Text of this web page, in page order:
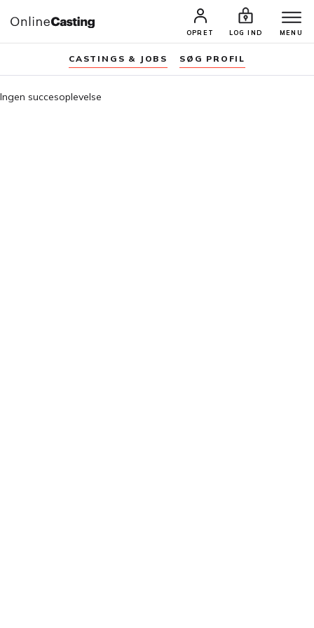
OPRET LOG IND MENU
CASTINGS & JOBS SØG PROFIL
Ingen succesoplevelse